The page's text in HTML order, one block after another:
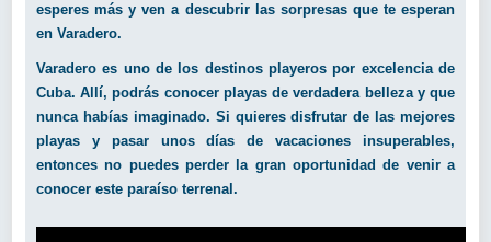
esperes más y ven a descubrir las sorpresas que te esperan
en Varadero.
Varadero es uno de los destinos playeros por excelencia de
Cuba. Allí, podrás conocer playas de verdadera belleza y que
nunca habías imaginado. Si quieres disfrutar de las mejores
playas y pasar unos días de vacaciones insuperables,
entonces no puedes perder la gran oportunidad de venir a
conocer este paraíso terrenal.